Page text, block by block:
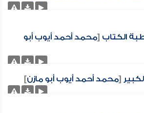
الكتاب [محمد أحمد أيوب أبو
[محمد أحمد أيوب أبو مازن]